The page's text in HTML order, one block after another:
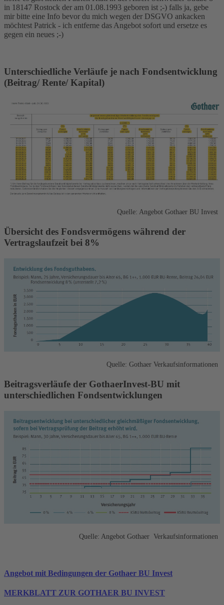
in 18147 Rostock der am 01.08.1993 geboren ist ;-) falls ja, gebe
mir bitte eine Info bevor du mich wegen der DSGVO ankacken
möchtest Patrick - ich entferne das Angebot sofort und ersetze es
gegen ein neues ;-)
Unterschiedliche Verläufe je nach Fondsentwicklung
(Beitrag/ Rente/ Kapital)
Quelle: Angebot Gothaer BU Invest
Übersicht des Fondsvermögens während der
Vertragslaufzeit bei 8%
Quelle: Gothaer Verkaufsinformationen
Beitragsverläufe der GothaerInvest-BU mit
unterschiedlichen Fondsentwicklungen
Quelle: Angebot Gothaer Verkaufsinformationen
Angebot mit Bedingungen der Gothaer BU Invest
MERKBLATT ZUR GOTHAER BU INVEST